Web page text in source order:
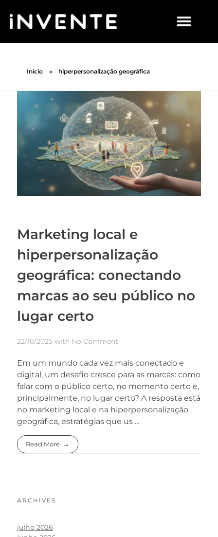
Início » hiperpersonalização geográfica
Marketing local e
hiperpersonalização
geográfica: conectando
marcas ao seu público no
lugar certo
22/10/2025 with No Comment
Em um mundo cada vez mais conectado e
digital, um desafio cresce para as marcas: como
falar com o público certo, no momento certo e,
principalmente, no lugar certo? A resposta está
no marketing local e na hiperpersonalização
geográfica, estratégias que us ...
Read More
ARCHIVES
julho 2026